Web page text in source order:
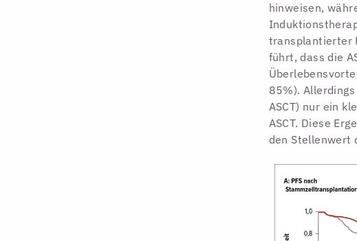
hinweisen,
transplantierter
führt, dass die
85%).
ASCT) nur ein
ASCT. Diese
den Stellenwert